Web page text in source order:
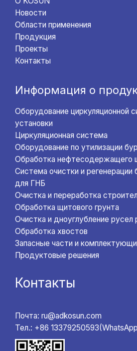
Новости
Области применения
Продукция
Проекты
Контакты
Информация о
Оборудование циркуляционной
установки
Циркуляционная система
Оборудование по утилизации
Обработка нефтесодержащего
Система очистки и регенерации
для ГНБ
Очистка и переработка
Обработка щитового грунта
Очистка и дноуглубление русел
Обработка хвостов
Запасные части и
Продуктовые решения
Контакты
Почта: ru@adkosun.com
Тел.: +86